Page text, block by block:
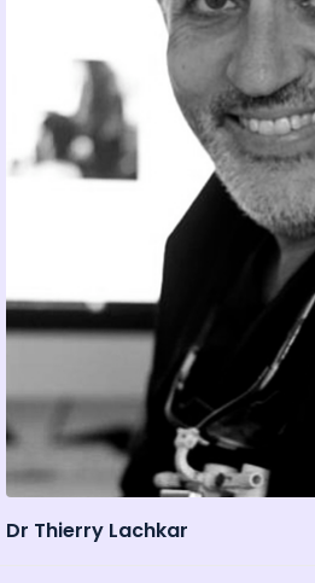
Dr Thierry Lachkar